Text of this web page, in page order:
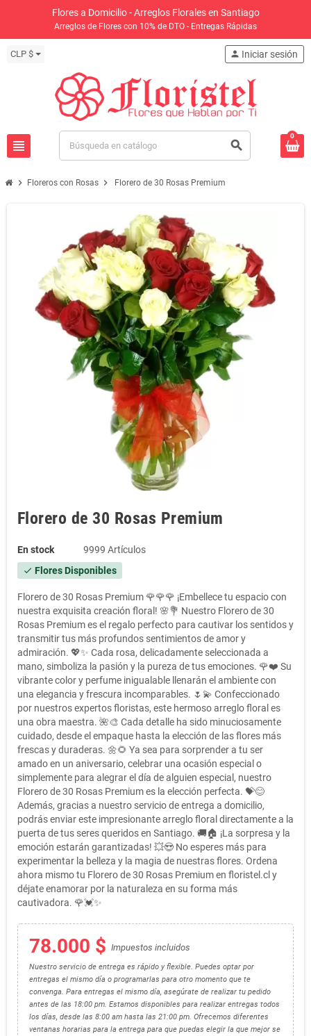
Flores a Domicilio - Arreglos Florales en Santiago
Arreglos de Flores con 10% de DTO - Entregas Rápidas
CLP $
view_headline search
person Iniciar sesión
0
chevron_right Floreros con Rosas chevron_right Florero de 30 Rosas Premium
Florero de 30 Rosas Premium
En stock 9999 Artículos
check Flores Disponibles
Florero de 30 Rosas Premium 🌹🌹🌹 ¡Embellece tu espacio con
nuestra exquisita creación floral! 🌸💐 Nuestro Florero de 30
Rosas Premium es el regalo perfecto para cautivar los sentidos y
transmitir tus más profundos sentimientos de amor y
admiración. 💖✨ Cada rosa, delicadamente seleccionada a
mano, simboliza la pasión y la pureza de tus emociones. 🌹❤️ Su
vibrante color y perfume inigualable llenarán el ambiente con
una elegancia y frescura incomparables. 🌷💫 Confeccionado
por nuestros expertos floristas, este hermoso arreglo floral es
una obra maestra. 🌺🎨 Cada detalle ha sido minuciosamente
cuidado, desde el empaque hasta la elección de las flores más
frescas y duraderas. 🌼🌻 Ya sea para sorprender a tu ser
amado en un aniversario, celebrar una ocasión especial o
simplemente para alegrar el día de alguien especial, nuestro
Florero de 30 Rosas Premium es la elección perfecta. 💝😊
Además, gracias a nuestro servicio de entrega a domicilio,
podrás enviar este impresionante arreglo floral directamente a la
puerta de tus seres queridos en Santiago. 🚚🏠 ¡La sorpresa y la
emoción estarán garantizadas! 💥😍 No esperes más para
experimentar la belleza y la magia de nuestras flores. Ordena
ahora mismo tu Florero de 30 Rosas Premium en floristel.cl y
déjate enamorar por la naturaleza en su forma más
cautivadora. 🌹💓✨
78.000 $ Impuestos incluidos
Nuestro servicio de entrega es rápido y flexible. Puedes optar por
entregas el mismo día o programarlas para otro momento que te
convenga. Para entregas el mismo día, asegúrate de realizar tu pedido
antes de las 18:00 pm. Estamos disponibles para realizar entregas todos
los días, desde las 8:00 am hasta las 21:00 pm. Ofrecemos diferentes
ventanas horarias para la entrega para que puedas elegir la que mejor se